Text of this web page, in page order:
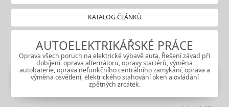
KATALOG ČLÁNKŮ
AUTOELEKTRIKÁŘSKÉ PRÁCE
Oprava všech poruch na elektrické výbavě auta. Řešení závad při
dobíjení, oprava alternátoru, opravy startérů, výměna
autobaterie, oprava nefunkčního centrálního zamykání, oprava a
výměna osvětlení, elektrického stahování oken a ovládání
zpětných zrcátek.